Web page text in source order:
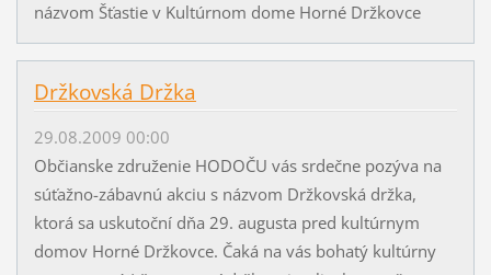
názvom Šťastie v Kultúrnom dome Horné Držkovce
Držkovská Držka
29.08.2009 00:00
Občianske združenie HODOČU vás srdečne pozýva na
súťažno-zábavnú akciu s názvom Držkovská držka,
ktorá sa uskutoční dňa 29. augusta pred kultúrnym
domov Horné Držkovce. Čaká na vás bohatý kultúrny